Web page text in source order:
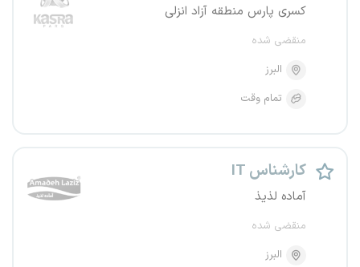
کسری پارس منطقه آزاد انزلی
منقضی شده
البرز
تمام وقت
کارشناس IT
آماده لذیذ
منقضی شده
البرز